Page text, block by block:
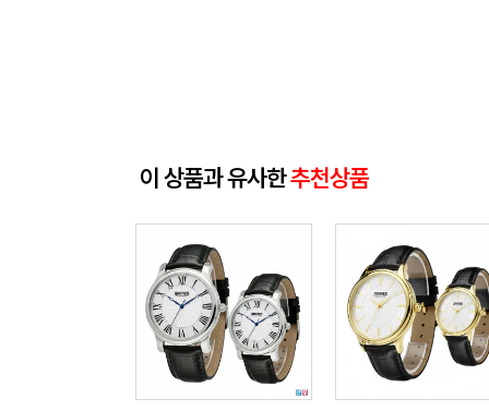
이 상품과 유사한추천상품